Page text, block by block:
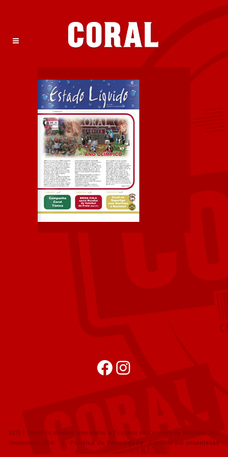
FacebookInstagram
2015 | Todos os direitos reservados a Empresa de Cervejas da Madeira, Soc.
Unipessoal, LDA | Política de Privacidade | website por urbanistas